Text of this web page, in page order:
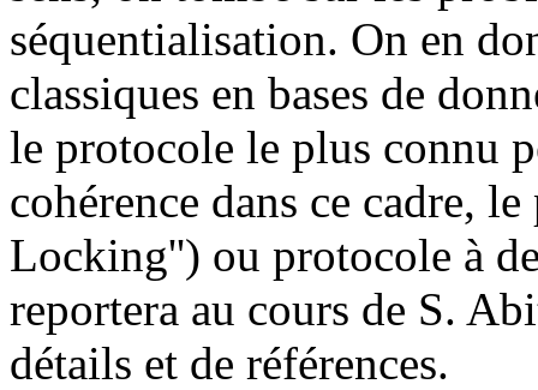
séquentialisation. On en
classiques en bases de
le protocole le plus connu
cohérence dans ce cadre,
Locking'') ou protocole à
reportera au cours de S.
détails et de références.